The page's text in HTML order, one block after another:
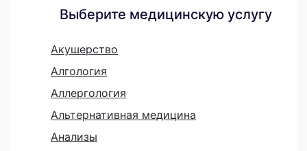
Выберите медицинскую услугу
Акушерство
Алгология
Аллергология
Альтернативная медицина
Анализы